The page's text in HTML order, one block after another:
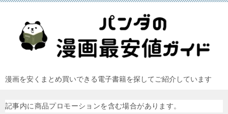
漫画を安くまとめ買いできる電子書籍を探してご紹介しています
記事内に商品プロモーションを含む場合があります。